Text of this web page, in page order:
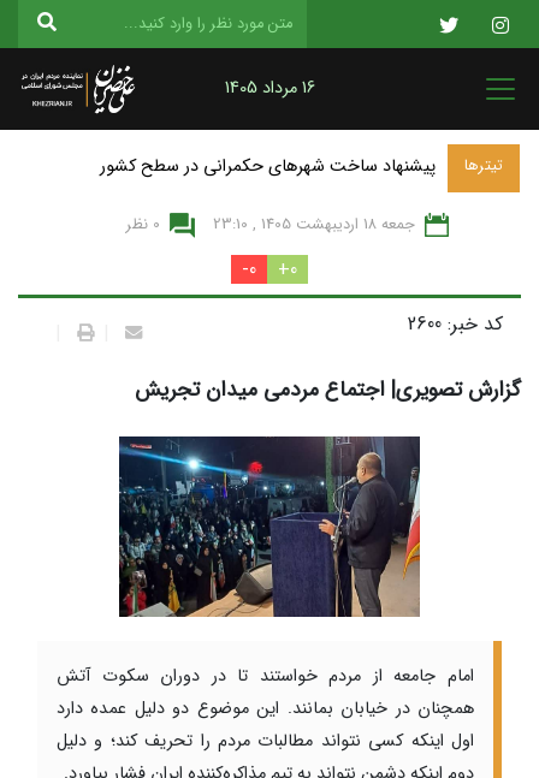
16 مرداد 1405
تیترها پیشنهاد ساخت شهرهای حکمرانی در سطح کشور
جمعه 18 ارديبهشت 1405 , 23:10 0 نظر
0+
0-
کد خبر: 2600
گزارش تصویری| اجتماع مردمی میدان تجریش
امام جامعه از مردم خواستند تا در دوران سکوت آتش
همچنان در خیابان بمانند. این موضوع دو دلیل عمده دارد
اول اینکه کسی نتواند مطالبات مردم را تحریف کند؛ و دلیل